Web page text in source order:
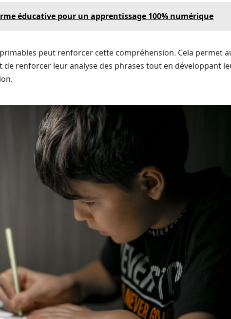
éducative pour un apprentissage 100% numérique
peut renforcer cette compréhension. Cela permet
de renforcer leur analyse des phrases tout en développant